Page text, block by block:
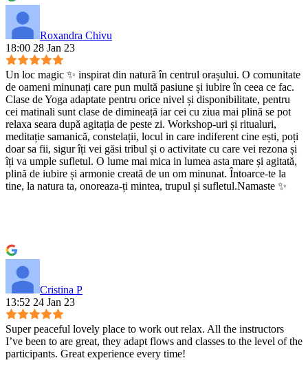
Roxandra Chivu
18:00 28 Jan 23
Un loc magic ✨ inspirat din natură în centrul orașului. O comunitate
de oameni minunați care pun multă pasiune și iubire în ceea ce fac.
Clase de Yoga adaptate pentru orice nivel și disponibilitate, pentru
cei matinali sunt clase de dimineață iar cei cu ziua mai plină se pot
relaxa seara după agitația de peste zi. Workshop-uri și ritualuri,
meditație samanică, constelații, locul in care indiferent cine ești, poți
doar sa fii, sigur îți vei găsi tribul și o activitate cu care vei rezona și
îți va umple sufletul. O lume mai mica in lumea asta mare și agitată,
plină de iubire și armonie creată de un om minunat. Întoarce-te la
tine, la natura ta, onoreaza-ți mintea, trupul și sufletul.Namaste ✨
Cristina P
13:52 24 Jan 23
Super peaceful lovely place to work out relax. All the instructors
I’ve been to are great, they adapt flows and classes to the level of the
participants. Great experience every time!